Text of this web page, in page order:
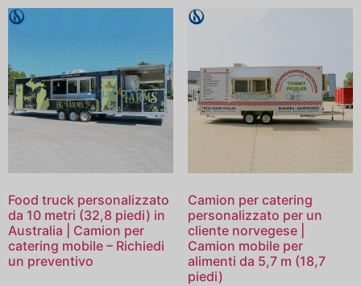
Food truck personalizzato
da 10 metri (32,8 piedi) in
Australia | Camion per
catering mobile – Richiedi
un preventivo
Camion per catering
personalizzato per un
cliente norvegese |
Camion mobile per
alimenti da 5,7 m (18,7
piedi)